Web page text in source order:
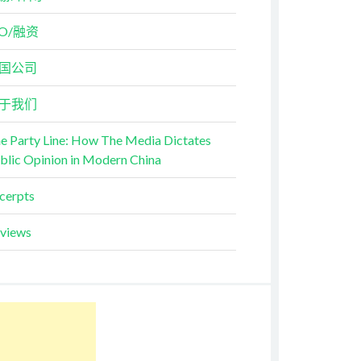
融资
公司
我们
Party Line: How The Media Dictates
Opinion in Modern China